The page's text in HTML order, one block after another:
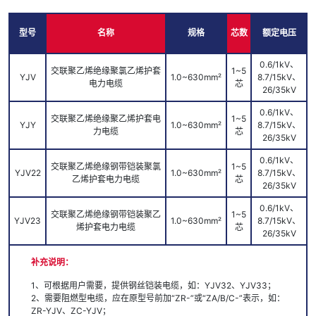
型号 名称 规格 芯数 额定电压
YJV
交联聚乙烯绝缘聚氯乙烯护套
电力电缆
1.0~630mm²
1~5
芯
0.6/1kV、
8.7/15kV、
26/35kV
YJY
交联聚乙烯绝缘聚乙烯护套电
力电缆
1.0~630mm²
1~5
芯
0.6/1kV、
8.7/15kV、
26/35kV
YJV22
交联聚乙烯绝缘钢带铠装聚氯
乙烯护套电力电缆
1.0~630mm²
1~5
芯
0.6/1kV、
8.7/15kV、
26/35kV
YJV23
交联聚乙烯绝缘钢带铠装聚乙
烯护套电力电缆
1.0~630mm²
1~5
芯
0.6/1kV、
8.7/15kV、
26/35kV
补充说明：
1、可根据用户需要，提供钢丝铠装电缆，如：YJV32、YJV33；
2、需要阻燃型电缆，应在原型号前加“ZR-”或“ZA/B/C-”表示，如：
ZR-YJV、ZC-YJV；